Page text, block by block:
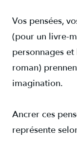
Vos pensées,
(pour un livre-
personnages
roman)
imagination.
Ancrer ces
représente